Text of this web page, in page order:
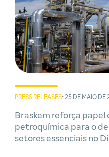
PRESS RELEASES• 25 DE MAIO DE
Braskem reforça
petroquímica para o
setores essenciais no